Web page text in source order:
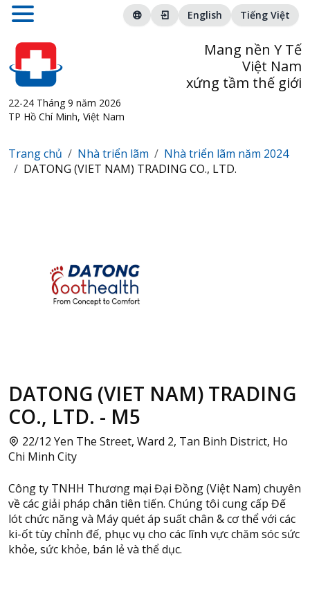
English Tiếng Việt
22-24 Tháng 9 năm 2026
TP Hồ Chí Minh, Việt Nam
Mang nền Y Tế
Việt Nam
xứng tầm thế giới
Trang chủ Nhà triển lãm
Nhà triển lãm năm 2024
DATONG (VIET NAM) TRADING CO., LTD.
DATONG (VIET NAM) TRADING
CO., LTD. - M5
22/12 Yen The Street, Ward 2, Tan Binh District, Ho
Chi Minh City
Công ty TNHH Thương mại Đại Đồng (Việt Nam) chuyên
về các giải pháp chân tiên tiến. Chúng tôi cung cấp Đế
lót chức năng và Máy quét áp suất chân & cơ thể với các
ki-ốt tùy chỉnh đế, phục vụ cho các lĩnh vực chăm sóc sức
khỏe, sức khỏe, bán lẻ và thể dục.